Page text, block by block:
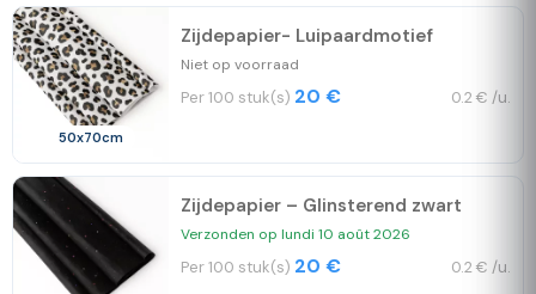
50x70cm
Zijdepapier- Luipaardmotief
Niet op voorraad
Per 100 stuk(s) 20 € 0.2 € /u.
Zijdepapier – Glinsterend zwart
Verzonden op lundi 10 août 2026
Per 100 stuk(s) 20 € 0.2 € /u.